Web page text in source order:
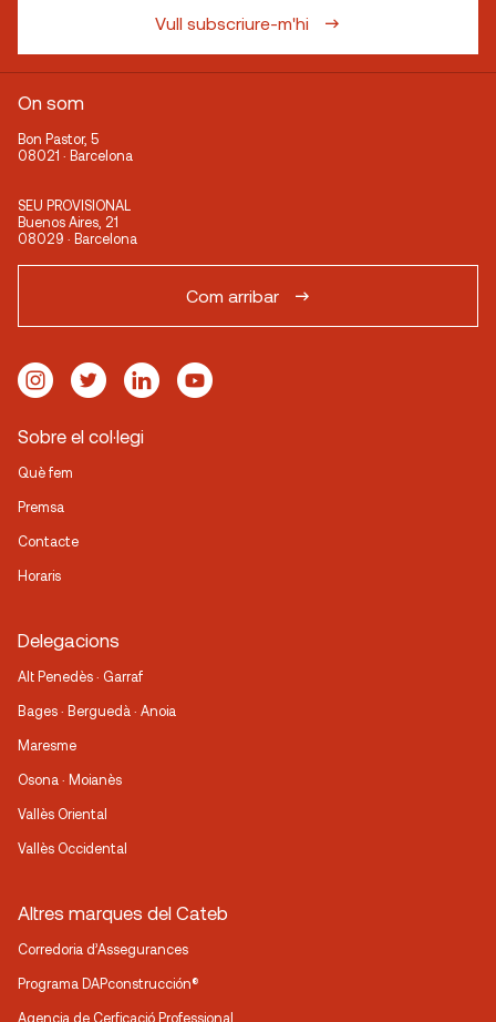
Vull subscriure-m'hi
On som
Bon Pastor, 5
08021 · Barcelona
SEU PROVISIONAL
Buenos Aires, 21
08029 · Barcelona
Com arribar
Sobre el col·legi
Què fem
Premsa
Contacte
Horaris
Delegacions
Alt Penedès · Garraf
Bages · Berguedà · Anoia
Maresme
Osona · Moianès
Vallès Oriental
Vallès Occidental
Altres marques del Cateb
Corredoria d’Assegurances
Programa DAPconstrucción®
Agencia de Cerficació Professional